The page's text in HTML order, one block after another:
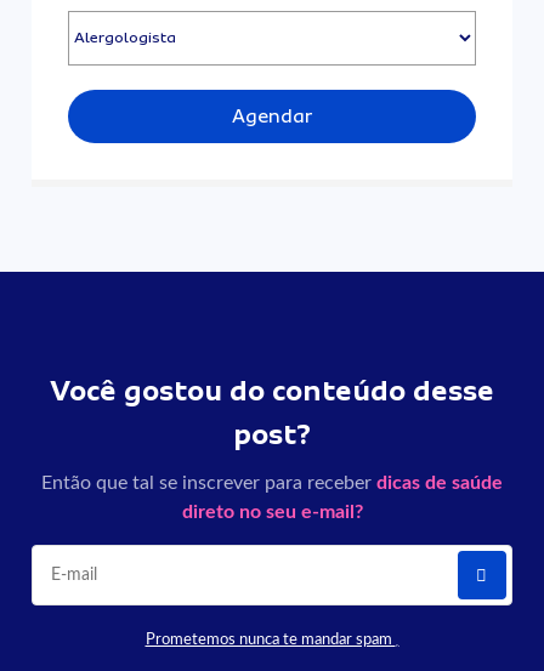
Agendar
Você gostou do conteúdo desse
post?
Então que tal se inscrever para receber dicas de saúde
direto no seu e-mail?
Prometemos nunca te mandar spam